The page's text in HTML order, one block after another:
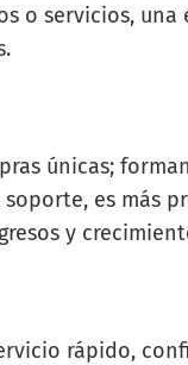
o servicios,
únicas;
es más
y
rápido,